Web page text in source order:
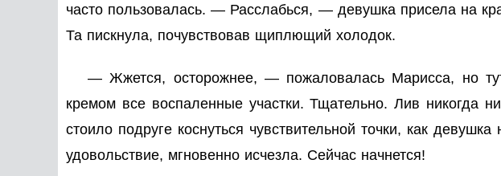
часто пользовалась. — Расслабься, — девушка присела на
Та пискнула, почувствовав щиплющий холодок.
— Жжется, осторожнее, — пожаловалась Марисса, но
кремом все воспаленные участки. Тщательно. Лив никогда
стоило подруге коснуться чувствительной точки, как
удовольствие, мгновенно исчезла. Сейчас начнется!